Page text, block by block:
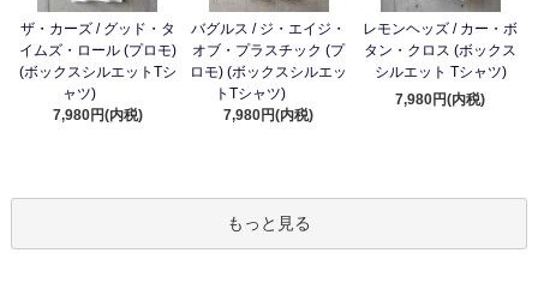
ザ・カーズ / グッド・タ
イムズ・ロール (プロモ)
(ボックスシルエットTシ
ャツ)
7,980円(内税)
バグルス / ジ・エイジ・
オブ・プラスチック (プ
ロモ) (ボックスシルエッ
トTシャツ)
7,980円(内税)
レモンヘッズ / カー・ボ
タン・クロス (ボックス
シルエット Tシャツ)
7,980円(内税)
もっと見る